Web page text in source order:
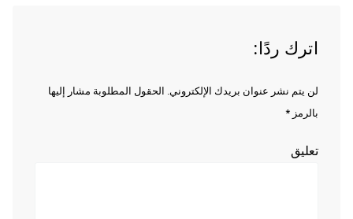
اترك ردًا:
لن يتم نشر عنوان بريدك الإلكتروني. الحقول المطلوبة مشار إليها
بالرمز *
تعليق